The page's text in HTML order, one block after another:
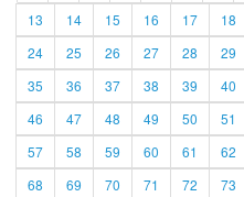
13
14 15 16 17 18
24
25 26 27 28 29
35
36 37 38 39 40
46
47 48 49 50 51
57
58 59 60 61 62
68
69 70 71 72 73